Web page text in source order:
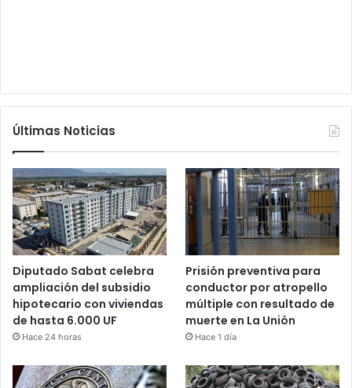
Últimas Noticias
Diputado Sabat celebra
ampliación del subsidio
hipotecario con viviendas
de hasta 6.000 UF
Hace 24 horas
Prisión preventiva para
conductor por atropello
múltiple con resultado de
muerte en La Unión
Hace 1 día